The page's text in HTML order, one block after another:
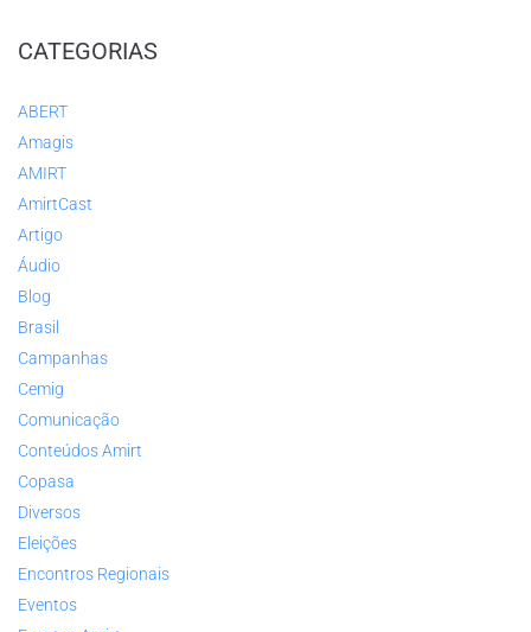
CATEGORIAS
ABERT
Amagis
AMIRT
AmirtCast
Artigo
Áudio
Blog
Brasil
Campanhas
Cemig
Comunicação
Conteúdos Amirt
Copasa
Diversos
Eleições
Encontros Regionais
Eventos